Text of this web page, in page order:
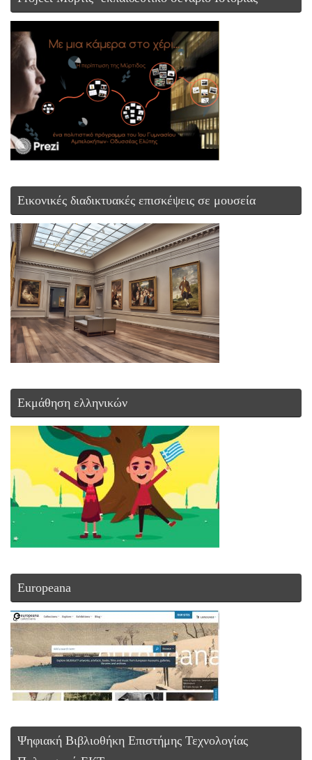
Εικονικές διαδικτυακές επισκέψεις σε μουσεία
Εκμάθηση ελληνικών
Europeana
Ψηφιακή Βιβλιοθήκη Επιστήμης Τεχνολογίας